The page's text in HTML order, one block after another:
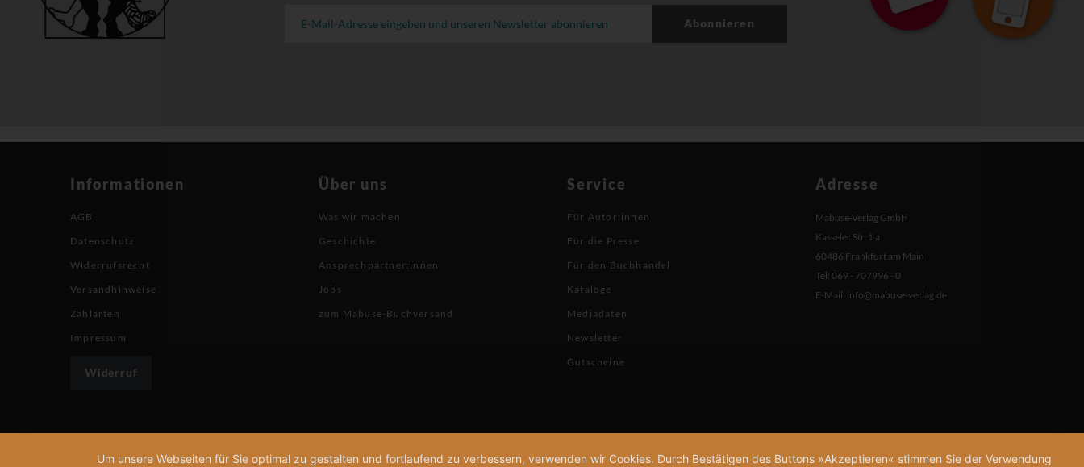
Abonnieren
Informationen
AGB
Datenschutz
Widerrufsrecht
Versandhinweise
Zahlarten
Impressum
Widerruf
Über uns
Was wir machen
Geschichte
Ansprechpartner:innen
Jobs
zum Mabuse-Buchversand
Service
Für Autor:innen
Für die Presse
Für den Buchhandel
Kataloge
Mediadaten
Newsletter
Gutscheine
Adresse
Mabuse-Verlag GmbH
Kasseler Str. 1 a
60486 Frankfurt am Main
Tel: 069 - 707996 - 0
E-Mail: info@mabuse-verlag.de
Um unsere Webseiten für Sie optimal zu gestalten und fortlaufend zu verbessern, verwenden wir Cookies. Durch Bestätigen des Buttons »Akzeptieren« stimmen Sie der Verwendung